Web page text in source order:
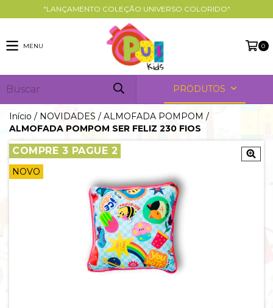
"LANÇAMENTO COLEÇÃO UNIVERSO COLORIDO"
MENU 0
PRODUTOS
Início / NOVIDADES / ALMOFADA POMPOM /
ALMOFADA POMPOM SER FELIZ 230 FIOS
COMPRE 3 PAGUE 2
NOVO